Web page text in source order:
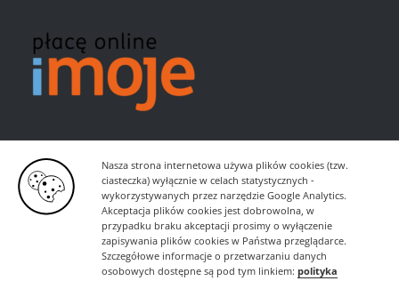
Nasza strona internetowa używa plików cookies (tzw.
ciasteczka) wyłącznie w celach statystycznych -
wykorzystywanych przez narzędzie Google Analytics.
Akceptacja plików cookies jest dobrowolna, w
przypadku braku akceptacji prosimy o wyłączenie
zapisywania plików cookies w Państwa przeglądarce.
Szczegółowe informacje o przetwarzaniu danych
osobowych dostępne są pod tym linkiem: polityka